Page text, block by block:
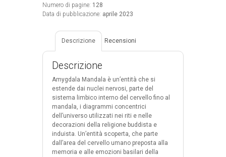
Numero di pagine: 128
Data di pubblicazione: aprile 2023
Descrizione Recensioni
Descrizione
Amygdala Mandala è un’entità che si
estende dai nuclei nervosi, parte del
sistema limbico interno del cervello fino al
mandala, i diagrammi concentrici
dell’universo utilizzati nei riti e nelle
decorazioni della religione buddista e
induista. Un’entità scoperta, che parte
dall’area del cervello umano preposta alla
memoria e alle emozioni basilari della